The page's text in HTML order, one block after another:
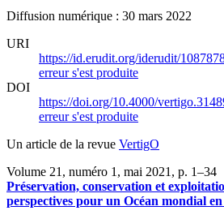
Diffusion numérique : 30 mars 2022
URI
https://id.erudit.org/iderudit/
erreur s'est produite
DOI
https://doi.org/10.4000/
erreur s'est produite
Un article de la revue VertigO
Volume 21, numéro 1, mai 2021 , p. 1–34
Préservation, conservation et
perspectives pour un Océan mondial en